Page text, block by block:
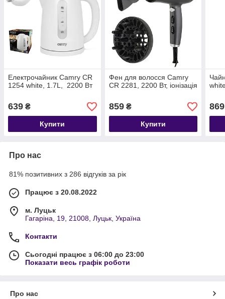
Електрочайник Camry CR
1254 white, 1.7L, 2200 Вт
639 ₴
Купити
Фен для волосся Camry
CR 2281, 2200 Вт, іонізація
859₴
Купити
869
Про нас
81% позитивних з 286 відгуків за рік
Працює з 20.08.2022
м. Луцьк
Гагаріна, 19, 21008, Луцьк, Україна
Контакти
Сьогодні працює з 06:00 до 23:00
Показати весь графік роботи
Про нас